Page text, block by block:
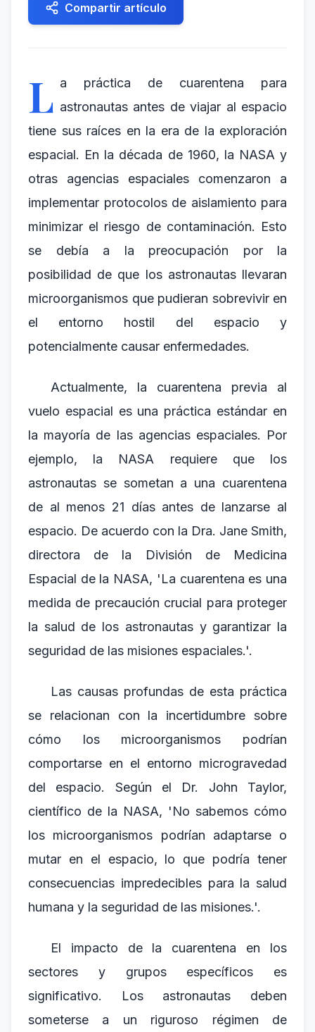
Compartir artículo
L a práctica de cuarentena para
astronautas antes de viajar al espacio
tiene sus raíces en la era de la exploración
espacial. En la década de 1960, la NASA y
otras agencias espaciales comenzaron a
implementar protocolos de aislamiento para
minimizar el riesgo de contaminación. Esto
se debía a la preocupación por la
posibilidad de que los astronautas llevaran
microorganismos que pudieran sobrevivir en
el entorno hostil del espacio y
potencialmente causar enfermedades.
Actualmente, la cuarentena previa al
vuelo espacial es una práctica estándar en
la mayoría de las agencias espaciales. Por
ejemplo, la NASA requiere que los
astronautas se sometan a una cuarentena
de al menos 21 días antes de lanzarse al
espacio. De acuerdo con la Dra. Jane Smith,
directora de la División de Medicina
Espacial de la NASA, 'La cuarentena es una
medida de precaución crucial para proteger
la salud de los astronautas y garantizar la
seguridad de las misiones espaciales.'.
Las causas profundas de esta práctica
se relacionan con la incertidumbre sobre
cómo los microorganismos podrían
comportarse en el entorno microgravedad
del espacio. Según el Dr. John Taylor,
científico de la NASA, 'No sabemos cómo
los microorganismos podrían adaptarse o
mutar en el espacio, lo que podría tener
consecuencias impredecibles para la salud
humana y la seguridad de las misiones.'.
El impacto de la cuarentena en los
sectores y grupos específicos es
significativo. Los astronautas deben
someterse a un riguroso régimen de